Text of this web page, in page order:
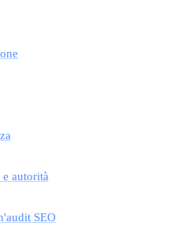
autorità
SEO